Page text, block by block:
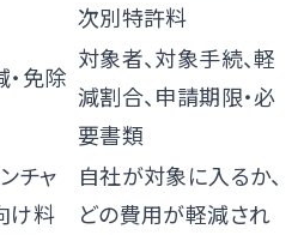
次別特許料
免除
対象者、対象手続、軽
減割合、申請期限・必
要書類
チャ
け料
自社が対象に入るか、
どの費用が軽減され